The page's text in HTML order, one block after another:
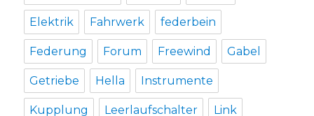
Elektrik Fahrwerk federbein
Federung Forum Freewind Gabel
Getriebe Hella Instrumente
Kupplung Leerlaufschalter Link